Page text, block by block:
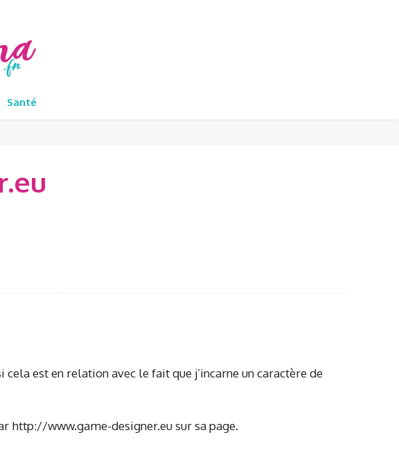
Santé
est en relation avec le fait que j’incarne un caractère de
http://www.game-designer.eu sur sa page.